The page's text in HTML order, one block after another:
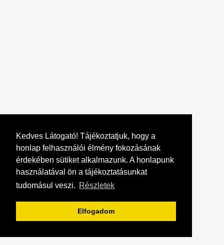
Kedves Látogató! Tájékoztatjuk, hogy a
honlap felhasználói élmény fokozásának
érdekében sütiket alkalmazunk. A honlapunk
használatával ön a tájékoztatásunkat
tudomásul veszi. Részletek
Elfogadom